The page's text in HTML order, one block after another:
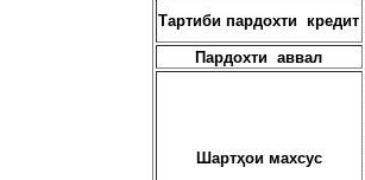
Тартиби пардохти кредит
Пардохти аввал
Шартҳои махсус